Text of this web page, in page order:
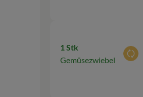
1 Stk
Gemüsezwiebel